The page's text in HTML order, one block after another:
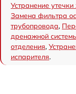
Устранение
Замена фильтра
трубопровода,
дренажной
отделения,
испарителя.